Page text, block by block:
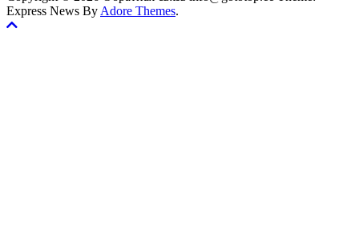
Express News By Adore Themes.